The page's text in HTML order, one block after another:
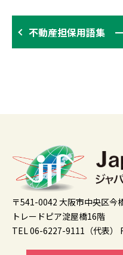
不動産担保用語集
〒541-0042 大阪市中央区今
トレードピア淀屋橋16階
TEL 06-6227-9111（代表）